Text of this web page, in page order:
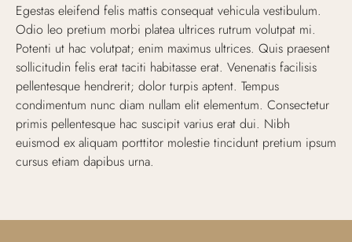
Egestas eleifend felis mattis consequat vehicula vestibulum.
Odio leo pretium morbi platea ultrices rutrum volutpat mi.
Potenti ut hac volutpat; enim maximus ultrices. Quis praesent
sollicitudin felis erat taciti habitasse erat. Venenatis facilisis
pellentesque hendrerit; dolor turpis aptent. Tempus
condimentum nunc diam nullam elit elementum. Consectetur
primis pellentesque hac suscipit varius erat dui. Nibh
euismod ex aliquam porttitor molestie tincidunt pretium ipsum
cursus etiam dapibus urna.